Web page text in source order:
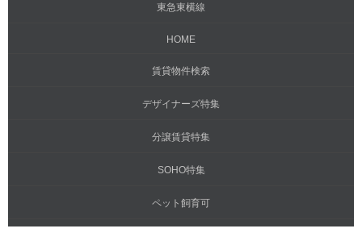
東急東横線
HOME
賃貸物件検索
デザイナーズ特集
分譲賃貸特集
SOHO特集
ペット飼育可